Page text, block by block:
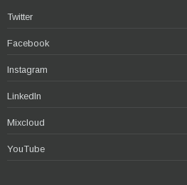
Twitter
Facebook
Instagram
LinkedIn
Mixcloud
YouTube